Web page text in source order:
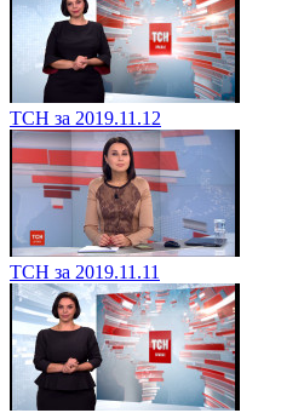
ТСН за 2019.11.12
ТСН за 2019.11.11